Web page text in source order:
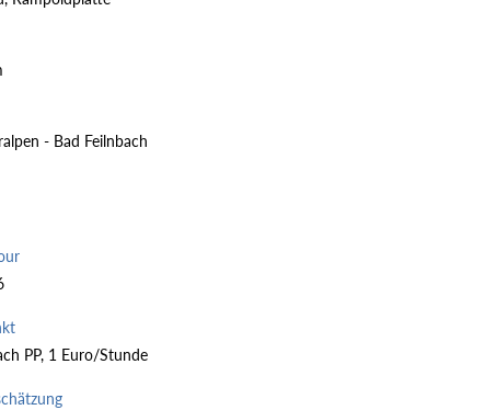
- Bad Feilnbach
PP, 1 Euro/Stunde